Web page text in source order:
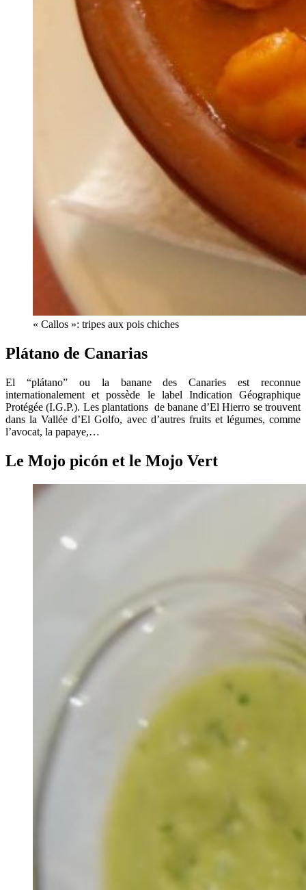
« Callos »: tripes aux pois chiches
Plátano de Canarias
El “plátano” ou la banane des Canaries est reconnue
internationalement et possède le label Indication Géographique
Protégée (I.G.P.). Les plantations de banane d’El Hierro se trouvent
dans la Vallée d’El Golfo, avec d’autres fruits et légumes, comme
l’avocat, la papaye,…
Le Mojo picón et le Mojo Vert